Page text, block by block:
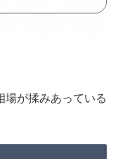
が揉みあっている